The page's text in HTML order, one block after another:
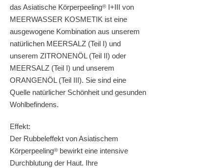
das Asiatische Körperpeeling® I+III von
MEERWASSER KOSMETIK ist eine
ausgewogene Kombination aus unserem
natürlichen MEERSALZ (Teil I) und
unserem ZITRONENÖL (Teil II) oder
MEERSALZ (Teil I) und unserem
ORANGENÖL (Teil III). Sie sind eine
Quelle natürlicher Schönheit und gesunden
Wohlbefindens.
Effekt:
Der Rubbeleffekt von Asiatischem
Körperpeeling® bewirkt eine intensive
Durchblutung der Haut. Ihre